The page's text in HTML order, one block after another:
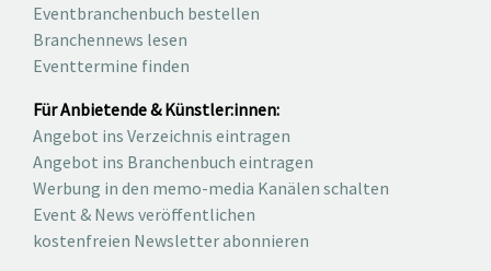
Eventbranchenbuch bestellen
Branchennews lesen
Eventtermine finden
Für Anbietende & Künstler:innen:
Angebot ins Verzeichnis eintragen
Angebot ins Branchenbuch eintragen
Werbung in den memo-media Kanälen schalten
Event & News veröffentlichen
kostenfreien Newsletter abonnieren